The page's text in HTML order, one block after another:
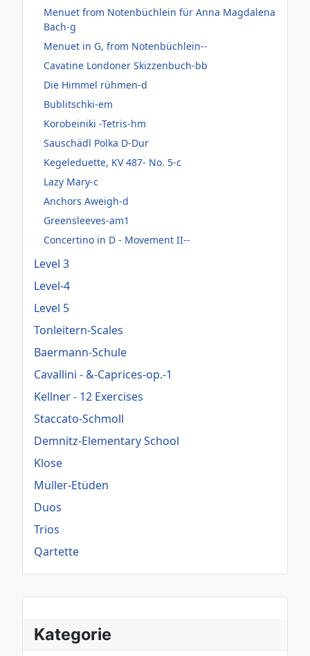
Kategorie
Menuet from Notenbüchlein für Anna Magdalena
Bach-g
Menuet in G, from Notenbüchlein--
Cavatine Londoner Skizzenbuch-bb
Die Himmel rühmen-d
Bublitschki-em
Korobeiniki -Tetris-hm
Sauschädl Polka D-Dur
Kegeleduette, KV 487- No. 5-c
Lazy Mary-c
Anchors Aweigh-d
Greensleeves-am1
Concertino in D - Movement II--
Level 3
Level-4
Level 5
Tonleitern-Scales
Baermann-Schule
Cavallini - &-Caprices-op.-1
Kellner - 12 Exercises
Staccato-Schmoll
Demnitz-Elementary School
Klose
Müller-Etüden
Duos
Trios
Qartette